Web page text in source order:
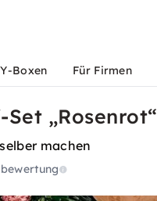
Boxen Für Firmen
„Rosenrot“
machen